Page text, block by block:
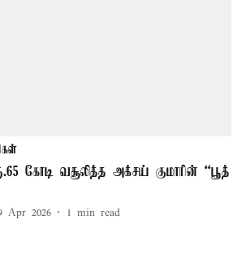
கோடி வசூலித்த அக்சய் குமாரின் “பூத்
Apr 2026 1 min read